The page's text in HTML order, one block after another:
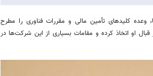
وعده کلیدهای تأمین مالی و مقررات فناوری را مطرح
او اتخاذ کرده و مقامات بسیاری از این شرکت‌ها در